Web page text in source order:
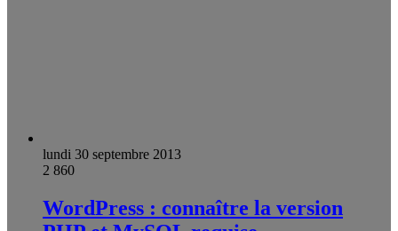
lundi 30 septembre 2013
2 860
WordPress : connaître la version